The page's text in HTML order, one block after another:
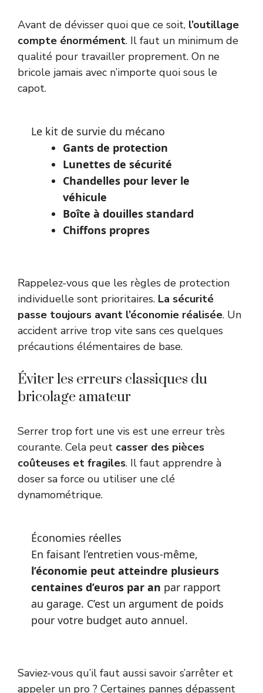
Avant de dévisser quoi que ce soit, l’outillage
compte énormément. Il faut un minimum de
qualité pour travailler proprement. On ne
bricole jamais avec n’importe quoi sous le
capot.
Le kit de survie du mécano
Gants de protection
Lunettes de sécurité
Chandelles pour lever le
véhicule
Boîte à douilles standard
Chiffons propres
Rappelez-vous que les règles de protection
individuelle sont prioritaires. La sécurité
passe toujours avant l’économie réalisée. Un
accident arrive trop vite sans ces quelques
précautions élémentaires de base.
Éviter les erreurs classiques du
bricolage amateur
Serrer trop fort une vis est une erreur très
courante. Cela peut casser des pièces
coûteuses et fragiles. Il faut apprendre à
doser sa force ou utiliser une clé
dynamométrique.
Économies réelles
En faisant l’entretien vous-même,
l’économie peut atteindre plusieurs
centaines d’euros par an par rapport
au garage. C’est un argument de poids
pour votre budget auto annuel.
Saviez-vous qu’il faut aussi savoir s’arrêter et
appeler un pro ? Certaines pannes dépassent